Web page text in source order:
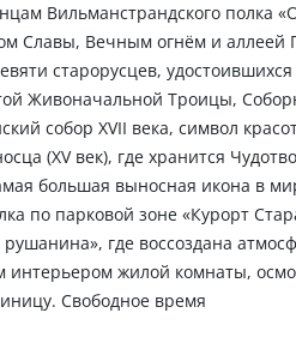
Вильманстрандского полка
Славы, Вечным огнём и аллеей
старорусцев,
Живоначальной Троицы,
собор XVII века, символ
(XV век), где хранится
большая выносная икона в
по парковой зоне «Курорт
рушанина», где воссоздана
интерьером жилой комнаты,
Свободное время